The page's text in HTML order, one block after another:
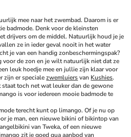
mee naar het zwembad. Daarom is er
badmode. Denk voor de kleinsten
drijvers om de middel. Natuurlijk houd je je
ze in ieder geval nooit in het water
je van een handig zonbeschermingspak?
voor de zon en je wilt natuurlijk niet dat ze
leuk hoedje mee en jullie zijn klaar voor
zijn er speciale zwemluiers van Kushies.
toch net wat leuker dan de gewone
is voor iedereen mooie badmode te
terecht kunt op limango. Of je nu op
je man, een nieuwe bikini of bikintop van
van Tweka, of een nieuwe
zit je goed qua aanbod van